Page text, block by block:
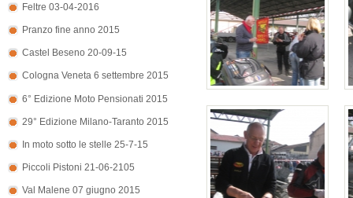
Feltre 03-04-2016
Pranzo fine anno 2015
Castel Beseno 20-09-15
Cologna Veneta 6 settembre 2015
6° Edizione Moto Pensionati 2015
29° Edizione Milano-Taranto 2015
In moto sotto le stelle 25-7-15
Piccoli Pistoni 21-06-2105
Val Malene 07 giugno 2015